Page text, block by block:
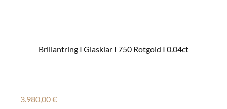
Brillantring I Glasklar I 750 Rotgold I 0.04ct
Regulärer Preis:
3.980,00 €